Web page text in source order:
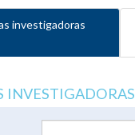
investigadoras
INVESTIGADORAS